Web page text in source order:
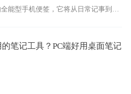
能型手机便签，它将从日常记事到时
笔记工具？PC端好用桌面笔记